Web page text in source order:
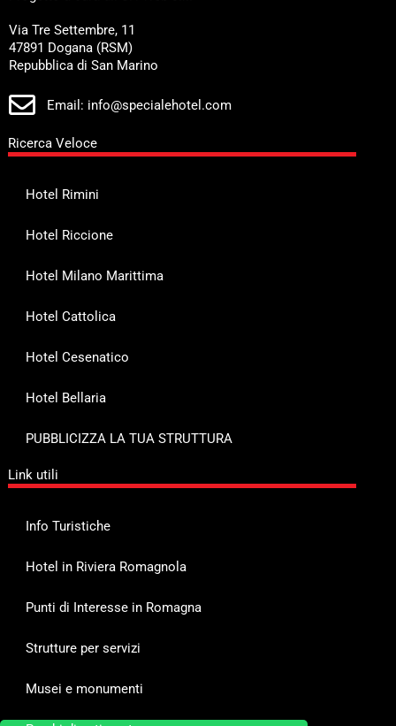
Via Tre Settembre, 11
47891 Dogana (RSM)
Repubblica di San Marino
Email: info@specialehotel.com
Ricerca Veloce
Hotel Rimini
Hotel Riccione
Hotel Milano Marittima
Hotel Cattolica
Hotel Cesenatico
Hotel Bellaria
PUBBLICIZZA LA TUA STRUTTURA
Link utili
Info Turistiche
Hotel in Riviera Romagnola
Punti di Interesse in Romagna
Strutture per servizi
Musei e monumenti